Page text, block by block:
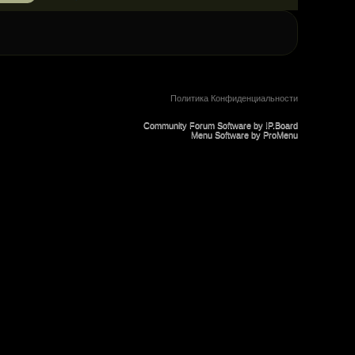
Политика Конфиденциальности
Community Forum Software by IP.Board
Menu Software by ProMenu